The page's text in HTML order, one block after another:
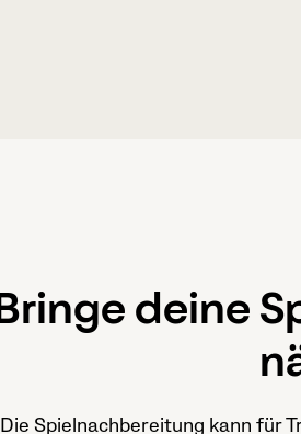
deine
Die Spielnachbereitung kann für